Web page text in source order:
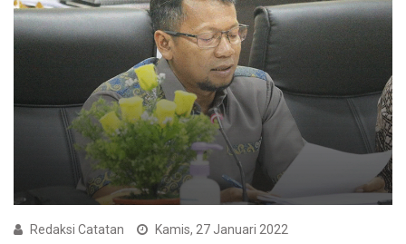
Redaksi Catatan Kamis, 27 Januari 2022